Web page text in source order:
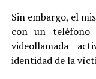
Sin embargo, el
con un teléfono
videollamada
identidad de la